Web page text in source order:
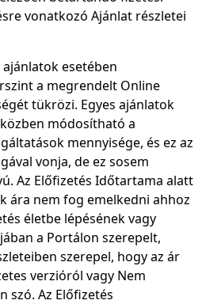
vonatkozó Ajánlat részletei
esetében
a megrendelt Online
tükrözi. Egyes ajánlatok
módosítható a
mennyisége, és ez az
vonja, de ez sosem
Az Előfizetés Időtartama alatt
ára nem fog emelkedni ahhoz
életbe lépésének vagy
a Portálon szerepelt,
szerepel, hogy az ár
verzióról vagy Nem
szó. Az Előfizetés